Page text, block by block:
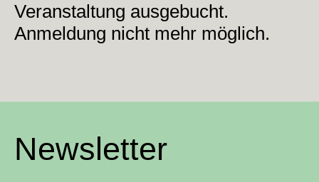
Veranstaltung ausgebucht.
Anmeldung nicht mehr möglich.
Newsletter